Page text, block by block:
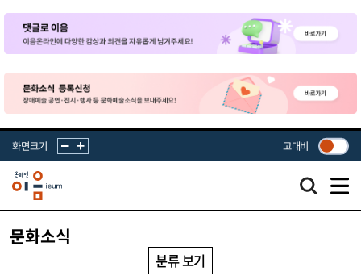
화면크기 고대비
문화소식
분류 보기